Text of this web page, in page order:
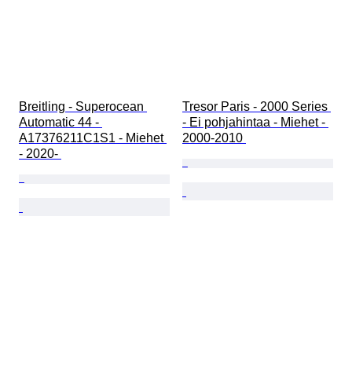
Breitling - Superocean
Automatic 44 -
A17376211C1S1 - Miehet
- 2020-
Tresor Paris - 2000 Series
- Ei pohjahintaa - Miehet -
2000-2010